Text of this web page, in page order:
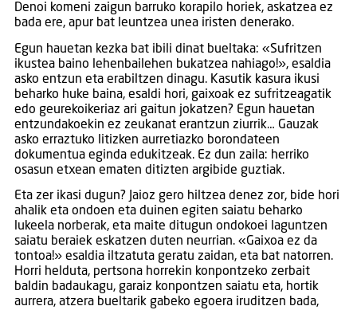
Denoi komeni zaigun barruko korapilo horiek, askatzea ez
bada ere, apur bat leuntzea unea iristen denerako.
Egun hauetan kezka bat ibili dinat bueltaka: «Sufritzen
ikustea baino lehenbailehen bukatzea nahiago!», esaldia
asko entzun eta erabiltzen dinagu. Kasutik kasura ikusi
beharko huke baina, esaldi hori, gaixoak ez sufritzeagatik
edo geurekoikeriaz ari gaitun jokatzen? Egun hauetan
entzundakoekin ez zeukanat erantzun ziurrik… Gauzak
asko erraztuko litizken aurretiazko borondateen
dokumentua eginda edukitzeak. Ez dun zaila: herriko
osasun etxean ematen ditizten argibide guztiak.
Eta zer ikasi dugun? Jaioz gero hiltzea denez zor, bide hori
ahalik eta ondoen eta duinen egiten saiatu beharko
lukeela norberak, eta maite ditugun ondokoei laguntzen
saiatu beraiek eskatzen duten neurrian. «Gaixoa ez da
tontoa!» esaldia iltzatuta geratu zaidan, eta bat natorren.
Horri helduta, pertsona horrekin konpontzeko zerbait
baldin badaukagu, garaiz konpontzen saiatu eta, hortik
aurrera, atzera bueltarik gabeko egoera iruditzen bada,